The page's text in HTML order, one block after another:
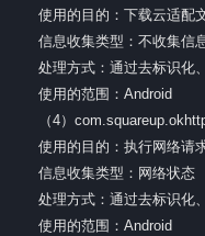
使用的目的：下载云适配
信息收集类型：不收集信
处理方式：通过去标识化
使用的范围：Android
（4）
使用的目的：执行网络请求
信息收集类型：网络状态
处理方式：通过去标识化
使用的范围：Android